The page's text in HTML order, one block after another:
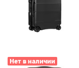
Нет в наличии